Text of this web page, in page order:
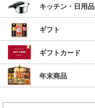
キッチン・日用品
ギフト
ギフトカード
年末商品